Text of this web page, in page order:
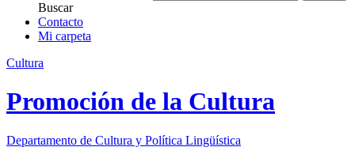
Buscar
Contacto
Mi carpeta
Cultura
Promoción de la Cultura
Departamento de Cultura y Política Lingüística